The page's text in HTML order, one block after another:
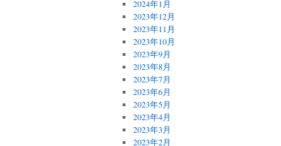
2024年1月
2023年12月
2023年11月
2023年10月
2023年9月
2023年8月
2023年7月
2023年6月
2023年5月
2023年4月
2023年3月
2023年2月